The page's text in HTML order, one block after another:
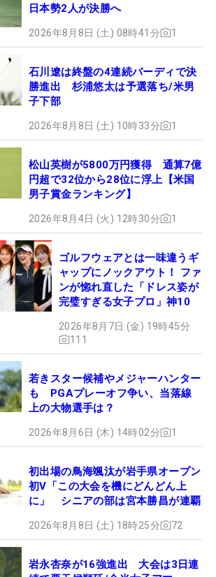
日本勢2人が決勝へ
2026年8月8日 (土) 08時41分 1
石川遼は終盤の4連続バーディで決
勝進出 杉浦悠太は予選落ち/米男
子下部
2026年8月8日 (土) 10時33分 1
松山英樹が5800万円獲得 通算7億
円超で32位から28位に浮上【米国
男子賞金ランキング】
2026年8月4日 (火) 12時30分 1
ゴルフウェアとは一味違うギ
ャップにノックアウト！ ファ
ンが惚れ直した「ドレス姿が
完璧すぎる女子プロ」神10
2026年8月7日 (金) 19時45分
111
若きスター候補やメジャーハンター
も PGAプレーオフ争い、当落線
上の大物選手は？
2026年8月6日 (木) 14時02分 1
初出場の鳥海颯汰が岩手県オープン
初V「この大会を機にどんどん上
に」 シニアの部は宮本勝昌が連覇
2026年8月8日 (土) 18時25分 72
岩永杏奈が16強進出 大会は3日連